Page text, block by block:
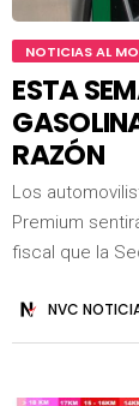
NOTICIAS AL
ESTA
RAZÓN
Los
Premium
fiscal que la
NVC